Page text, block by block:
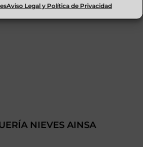
Aviso Legal y Política de Privacidad
NIEVES AINSA